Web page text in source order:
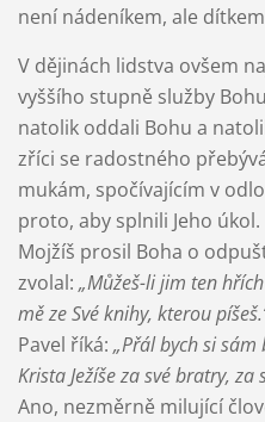
není nádeníkem, ale
V dějinách lidstva ovšem
vyššího stupně služby
natolik oddali Bohu a
zříci se radostného
mukám, spočívajícím v
proto, aby splnili Jeho
Mojžíš prosil Boha o
zvolal: „Můžeš-li jim ten
mě ze Své knihy, kterou
Pavel říká: „Přál bych si
Krista Ježíše za své bratry,
Ano, nezměrně milující